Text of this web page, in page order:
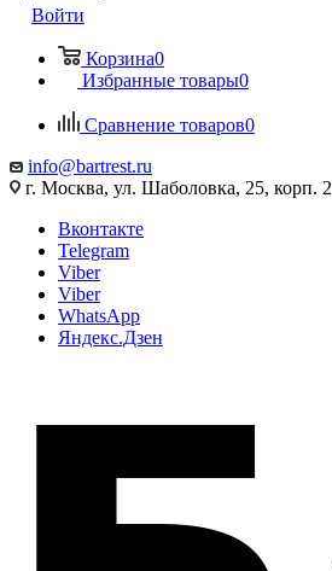
Войти
Корзина0
Избранные товары0
Сравнение товаров0
info@bartrest.ru
г. Москва, ул. Шаболовка, 25, корп. 2
Вконтакте
Telegram
Viber
Viber
WhatsApp
Яндекс.Дзен